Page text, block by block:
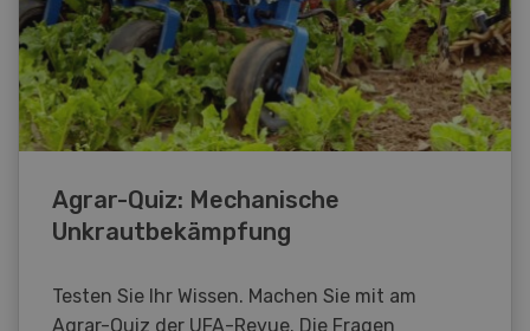
Agrar-Quiz: Mechanische
Unkrautbekämpfung
Testen Sie Ihr Wissen. Machen Sie mit am
Agrar-Quiz der UFA-Revue. Die Fragen